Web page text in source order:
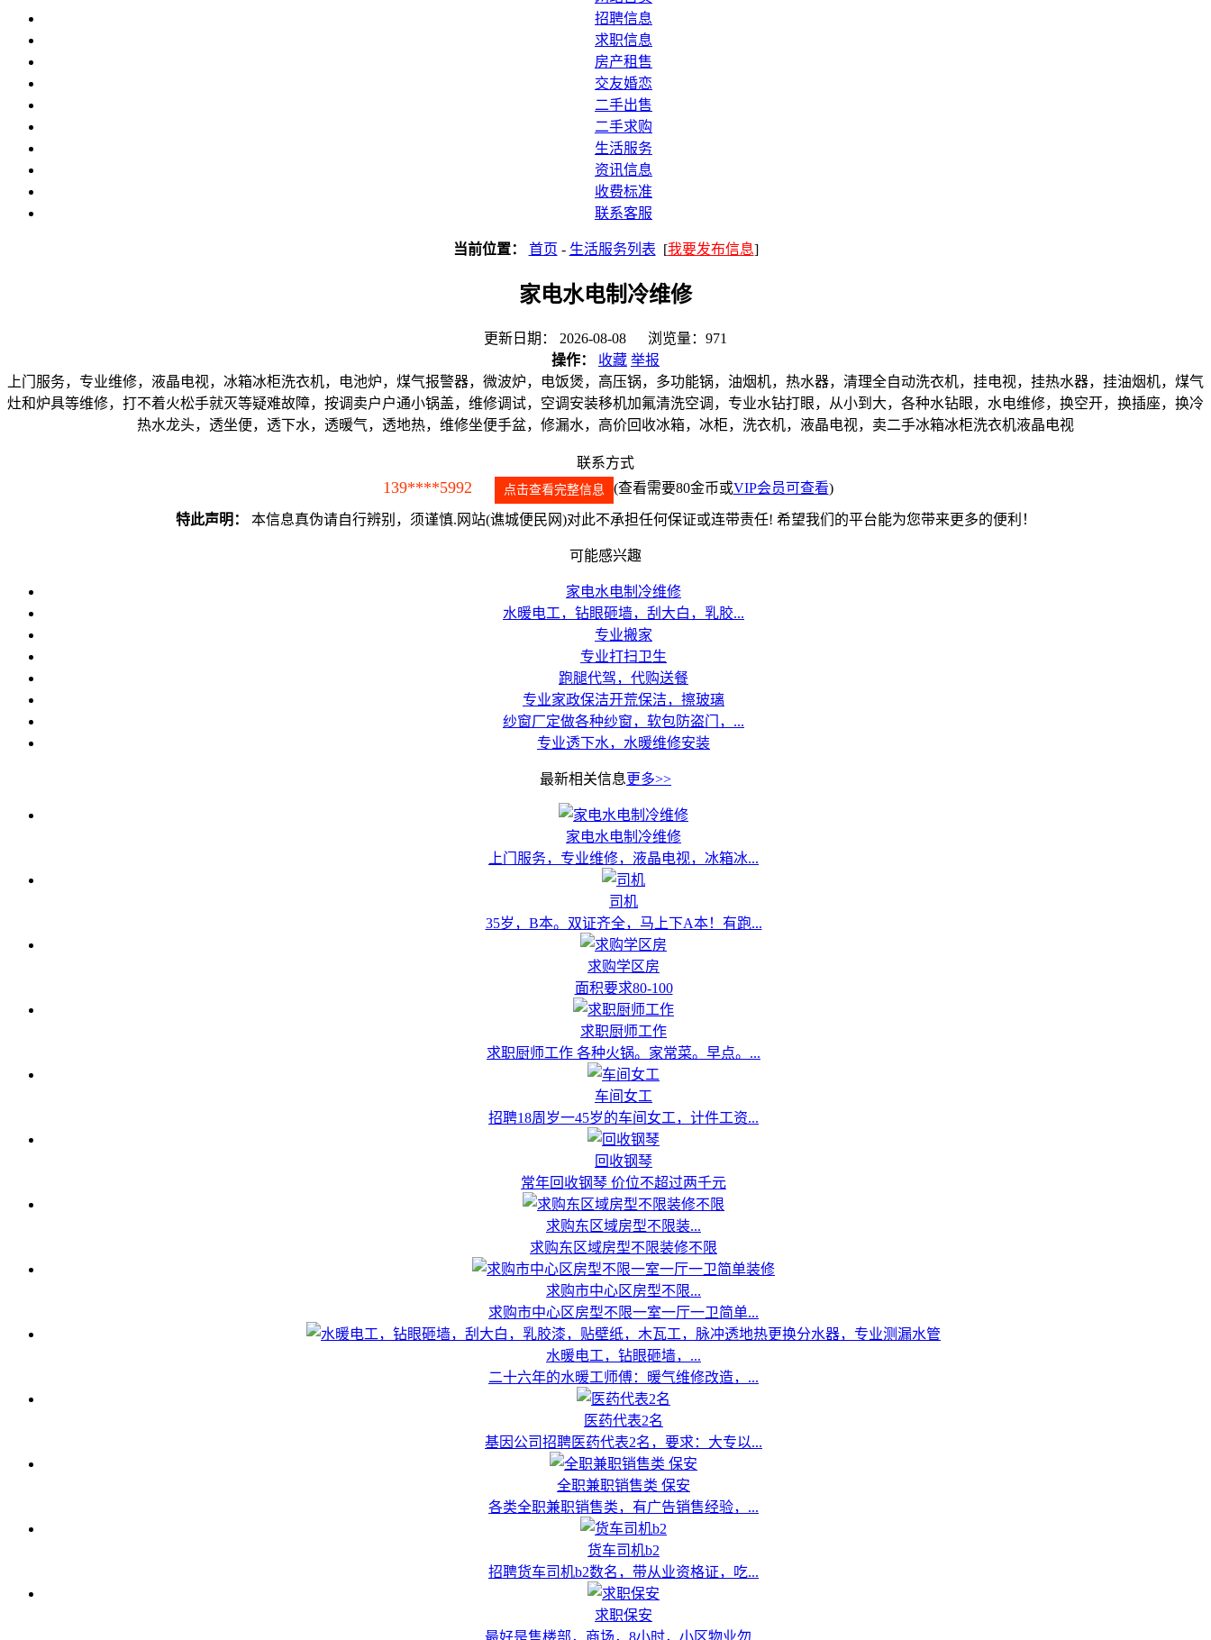
招聘信息
求职信息
房产租售
交友婚恋
二手出售
二手求购
生活服务
资讯信息
收费标准
联系客服
当前位置： 首页 - 生活服务列表 [我要发布信息]
家电水电制冷维修
更新日期： 2026-08-08 浏览量：971
操作：
收藏 举报
上门服务，专业维修，液晶电视，冰箱冰柜洗衣机，电池炉，煤气报警器，微波炉，电饭煲，高压锅，多功能锅，油烟机，热水器，清理全自动洗衣机，挂电视，挂热水器，挂油烟机，煤气
灶和炉具等维修，打不着火松手就灭等疑难故障，按调卖户户通小锅盖，维修调试，空调安装移机加氟清洗空调，专业水钻打眼，从小到大，各种水钻眼，水电维修，换空开，换插座，换冷
热水龙头，透坐便，透下水，透暖气，透地热，维修坐便手盆，修漏水，高价回收冰箱，冰柜，洗衣机，液晶电视，卖二手冰箱冰柜洗衣机液晶电视
联系方式
139****5992 点击查看完整信息 (查看需要80金币或VIP会员可查看)
特此声明： 本信息真伪请自行辨别，须谨慎.网站(谯城便民网)对此不承担任何保证或连带责任! 希望我们的平台能为您带来更多的便利！
可能感兴趣
家电水电制冷维修
水暖电工，钻眼砸墙，刮大白，乳胶...
专业搬家
专业打扫卫生
跑腿代驾，代购送餐
专业家政保洁开荒保洁，擦玻璃
纱窗厂定做各种纱窗，软包防盗门，...
专业透下水，水暖维修安装
最新相关信息更多>>
家电水电制冷维修
上门服务，专业维修，液晶电视，冰箱冰...
司机
35岁，B本。双证齐全，马上下A本！有跑...
求购学区房
面积要求80-100
求职厨师工作
求职厨师工作 各种火锅。家常菜。早点。...
车间女工
招聘18周岁一45岁的车间女工，计件工资...
回收钢琴
常年回收钢琴 价位不超过两千元
求购东区域房型不限装...
求购东区域房型不限装修不限
求购市中心区房型不限...
求购市中心区房型不限一室一厅一卫简单...
水暖电工，钻眼砸墙，...
二十六年的水暖工师傅：暖气维修改造，...
医药代表2名
基因公司招聘医药代表2名，要求：大专以...
全职兼职销售类 保安
各类全职兼职销售类，有广告销售经验，...
货车司机b2
招聘货车司机b2数名，带从业资格证，吃...
求职保安
最好是售楼部，商场，8小时，小区物业勿...